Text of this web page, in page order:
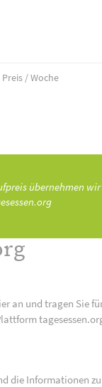
/ Woche
übernehmen
an und tragen Sie
die Informationen